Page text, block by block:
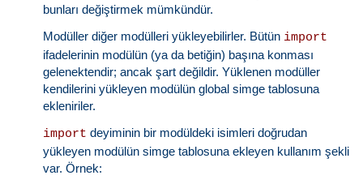
bunları değiştirmek mümkündür.
Modüller diğer modülleri yükleyebilirler. Bütün import
ifadelerinin modülün (ya da betiğin) başına konması
gelenektendir; ancak şart değildir. Yüklenen modüller
kendilerini yükleyen modülün global simge tablosuna
ekleniriler.
import deyiminin bir modüldeki isimleri doğrudan
yükleyen modülün simge tablosuna ekleyen kullanım şekli
var. Örnek: